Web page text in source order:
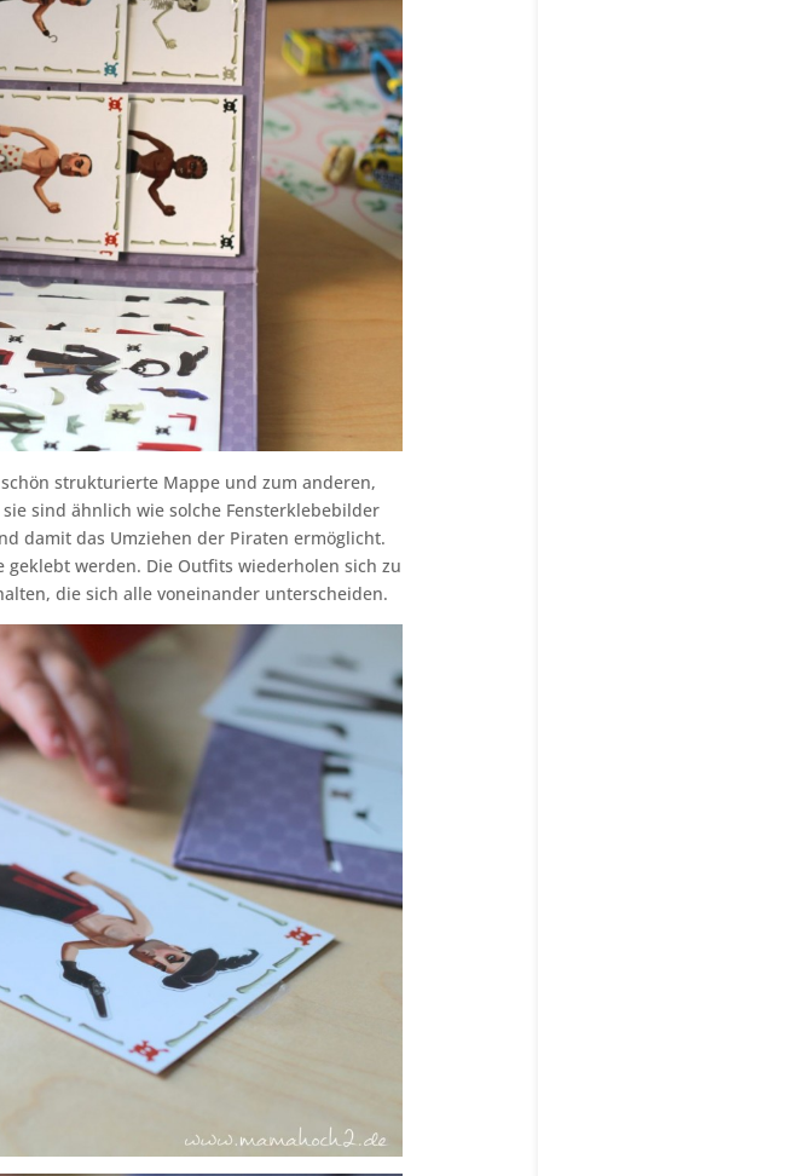
strukturierte Mappe und zum anderen,
sind ähnlich wie solche Fensterklebebilder
damit das Umziehen der Piraten ermöglicht.
werden. Die Outfits wiederholen sich zu
die sich alle voneinander unterscheiden.